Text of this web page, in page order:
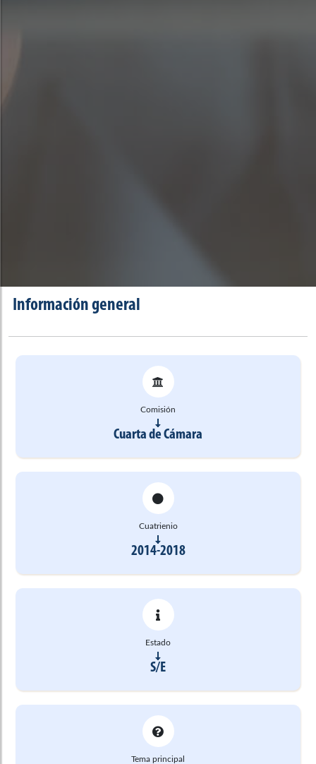
Información general
Comisión
Cuarta de Cámara
Cuatrienio
2014-2018
Estado
S/E
Tema principal